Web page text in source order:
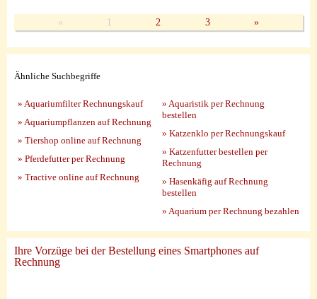
« 1 2 3 »
Ähnliche Suchbegriffe
» Aquariumfilter Rechnungskauf
» Aquariumpflanzen auf Rechnung
» Tiershop online auf Rechnung
» Pferdefutter per Rechnung
» Tractive online auf Rechnung
» Aquaristik per Rechnung
bestellen
» Katzenklo per Rechnungskauf
» Katzenfutter bestellen per
Rechnung
» Hasenkäfig auf Rechnung
bestellen
» Aquarium per Rechnung bezahlen
Ihre Vorzüge bei der Bestellung eines Smartphones auf
Rechnung